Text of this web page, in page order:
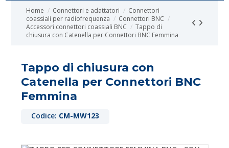
Home Connettori e adattatori
Connettori
coassiali per radiofrequenza
Connettori BNC
Accessori connettori coassiali BNC
Tappo di
chiusura con Catenella per Connettori BNC Femmina
Tappo di chiusura con
Catenella per Connettori BNC
Femmina
Codice: CM-MW123